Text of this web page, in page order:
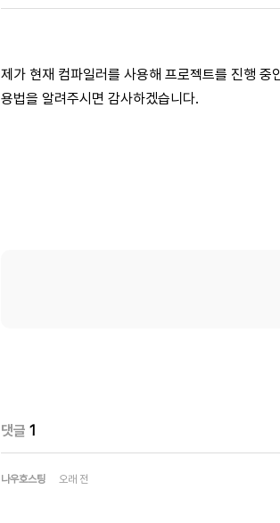
제가 현재 컴파일러를 사용해 프로젝트를 진행
용법을 알려주시면 감사하겠습니다.
댓글 1
나우호스팅 오래 전